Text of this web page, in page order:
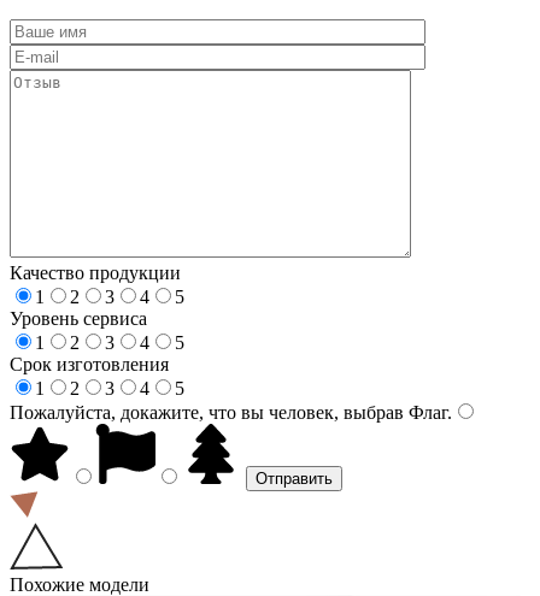
Качество продукции
1
2 3 4
5
Уровень сервиса
1
2 3 4
5
Срок изготовления
1
2 3 4
5
Пожалуйста, докажите, что вы человек, выбрав Флаг.
Похожие модели